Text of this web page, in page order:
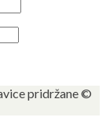
pridržane ©